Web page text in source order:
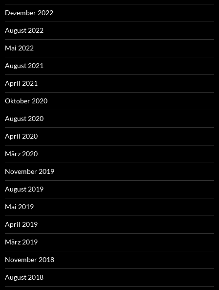
Dezember 2022
August 2022
Mai 2022
August 2021
April 2021
Oktober 2020
August 2020
April 2020
März 2020
November 2019
August 2019
Mai 2019
April 2019
März 2019
November 2018
August 2018